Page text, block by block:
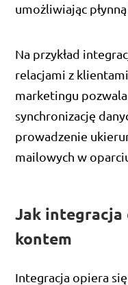
umożliwiając
Na przykład
relacjami z
marketingu
synchronizację
prowadzenie
mailowych w
Jak integracja
kontem
Integracja opiera się